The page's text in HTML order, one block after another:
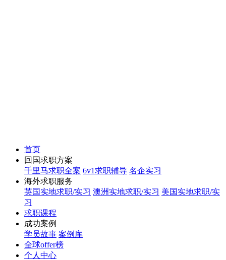
首页
回国求职方案
千里马求职全案 6v1求职辅导 名企实习
海外求职服务
英国实地求职/实习 澳洲实地求职/实习 美国实地求职/实
习
求职课程
成功案例
学员故事 案例库
全球offer榜
个人中心